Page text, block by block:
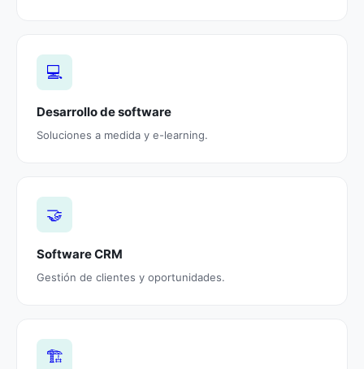
💻
Desarrollo de software
Soluciones a medida y e-learning.
🤝
Software CRM
Gestión de clientes y oportunidades.
🏗️